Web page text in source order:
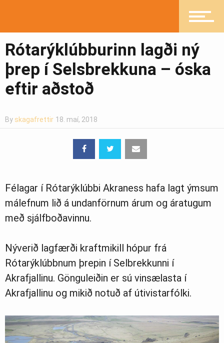
Heilsueflandi samfélag
Pistlar
Greinasafn
Rótarýklúbburinn lagði ný
þrep í Selsbrekkuna – óska
eftir aðstoð
By skagafrettir 18. maí, 2018
Félagar í Rótarýklúbbi Akraness hafa lagt ýmsum
málefnum lið á undanförnum árum og áratugum
með sjálfboðavinnu.
Nýverið lagfærði kraftmikill hópur frá
Rótarýklúbbnum þrepin í Selbrekkunni í
Akrafjallinu. Gönguleiðin er sú vinsælasta í
Akrafjallinu og mikið notuð af útivistarfólki.